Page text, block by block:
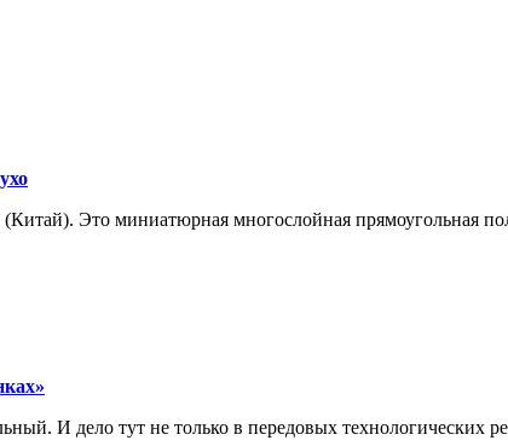
Это миниатюрная многослойная прямоугольная
И дело тут не только в передовых технологических